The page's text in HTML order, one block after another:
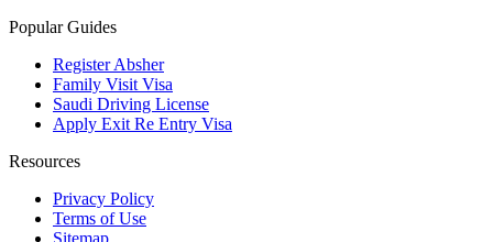
Popular Guides
Register Absher
Family Visit Visa
Saudi Driving License
Apply Exit Re Entry Visa
Resources
Privacy Policy
Terms of Use
Sitemap